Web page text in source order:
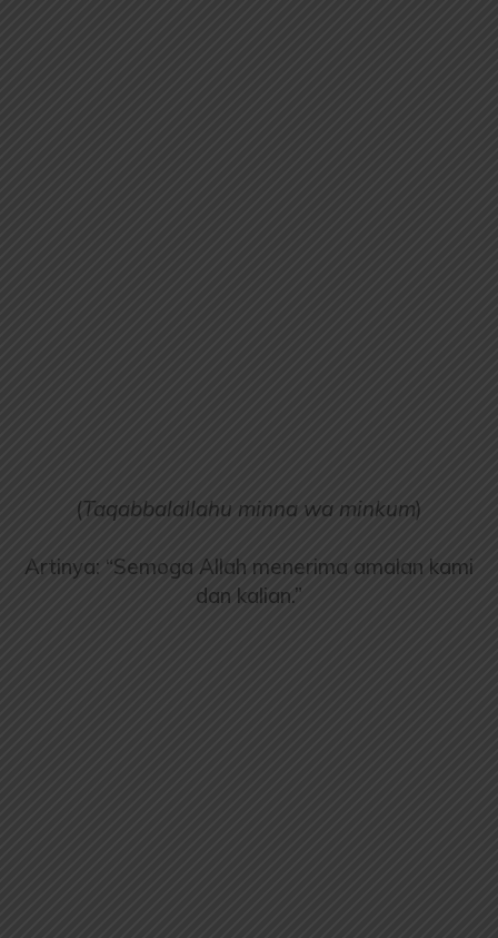
(Taqabbalallahu minna wa minkum)
Artinya: “Semoga Allah menerima amalan kami
dan kalian.”